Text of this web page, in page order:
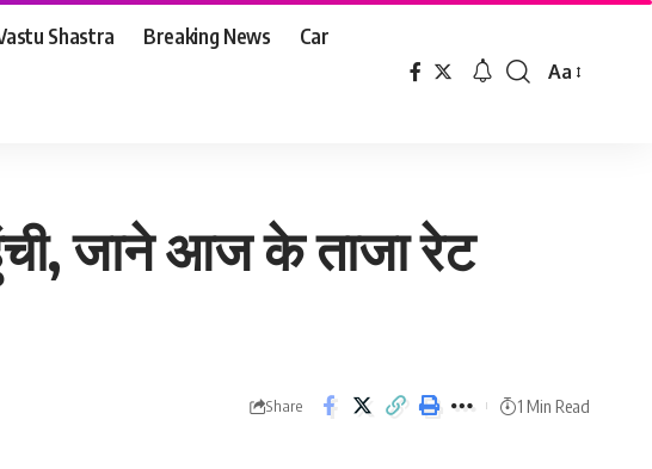
Shastra Breaking News Car
Font
Aa
जाने आज के ताजा रेट
Share 1 Min Read